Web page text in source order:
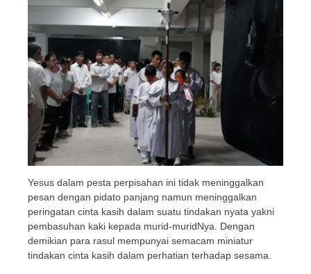
Yesus dalam pesta perpisahan ini tidak meninggalkan
pesan dengan pidato panjang namun meninggalkan
peringatan cinta kasih dalam suatu tindakan nyata yakni
pembasuhan kaki kepada murid-muridNya. Dengan
demikian para rasul mempunyai semacam miniatur
tindakan cinta kasih dalam perhatian terhadap sesama.